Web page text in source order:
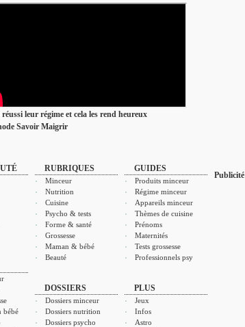
leur régime et cela les rend heureux
Savoir Maigrir
bébé
RUBRIQUES
Minceur
Nutrition
Cuisine
Psycho & tests
Forme & santé
Grossesse
Maman & bébé
Beauté
DOSSIERS
Dossiers minceur
Dossiers nutrition
Dossiers psycho
GUIDES
Produits minceur
Régime minceur
Appareils minceur
Thèmes de cuisine
Prénoms
Maternités
Tests grossesse
Professionnels psy
PLUS
Jeux
Infos
Astro
Publicité